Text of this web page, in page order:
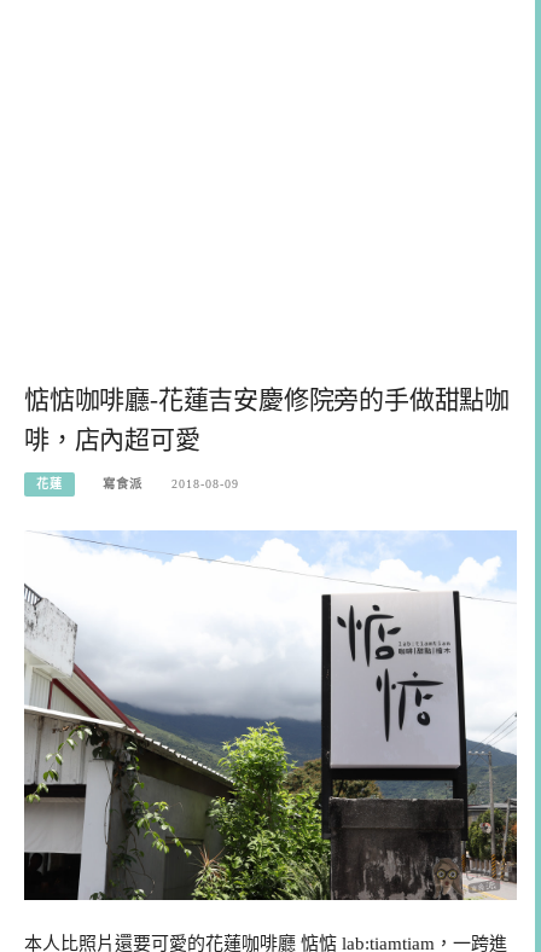
惦惦咖啡廳-花蓮吉安慶修院旁的手做甜點咖
啡，店內超可愛
花蓮 寫食派 2018-08-09
本人比照片還要可愛的花蓮咖啡廳 惦惦 lab:tiamtiam，一跨進